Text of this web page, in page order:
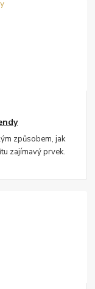
způsobem, jak
zajímavý prvek.